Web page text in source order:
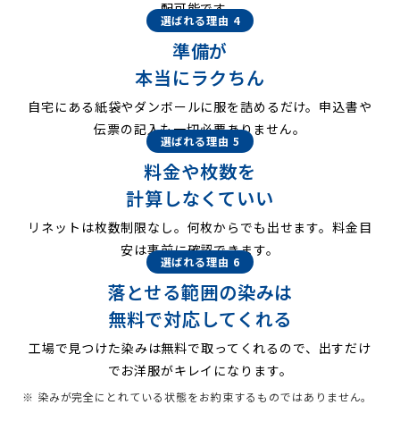
配可能です。
選ばれる理由 4
準備が
本当にラクちん
自宅にある紙袋やダンボールに服を詰めるだけ。申込書や
伝票の記入も一切必要ありません。
選ばれる理由 5
料金や枚数を
計算しなくていい
リネットは枚数制限なし。何枚からでも出せます。料金目
安は事前に確認できます。
選ばれる理由 6
落とせる範囲の染みは
無料で対応してくれる
工場で見つけた染みは無料で取ってくれるので、出すだけ
でお洋服がキレイになります。
※ 染みが完全にとれている状態をお約束するものではありません。